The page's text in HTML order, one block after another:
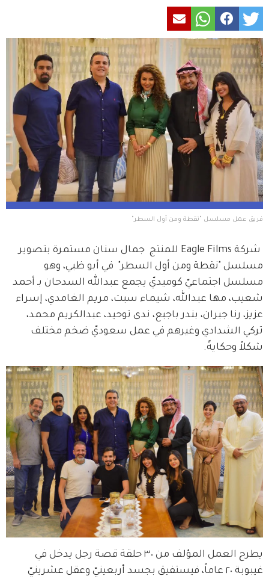
فريق عمل مسلسل "نقطة ومن أول السطر"
شركة Eagle Films للمنتج  جمال سنان مستمرة بتصوير
مسلسل "نقطة ومن أول السطر"  في أبو ظبي، وهو
مسلسل اجتماعيّ كوميديّ يجمع عبدالله السدحان بـ أحمد
شعيب، مها عبدالله، شيماء سبت، مريم الغامدي، إسراء
عزيز، رنا جبران، بندر باجبع، ندى توحيد، عبدالكريم محمد،
تركي الشدادي وغيرهم في عمل سعوديّ ضخم مختلف
شكلاً وحكايةً.
يطرح العمل المؤلف من ٣٠ حلقة قصة رجل يدخل في
غيبوبة ٢٠ عاماً، فيستفيق بجسد أربعينيّ وعقل عشرينيّ